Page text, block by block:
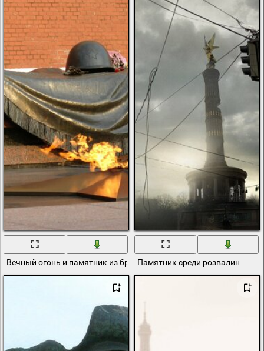
Вечный огонь и памятник из бронзы в память о солдатах
Памятник среди розвалин